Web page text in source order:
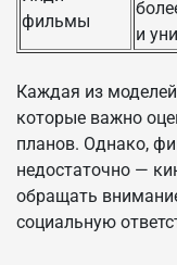
фильмы
и
Каждая из
которые важно
планов. Однако,
недостаточно —
обращать
социальную